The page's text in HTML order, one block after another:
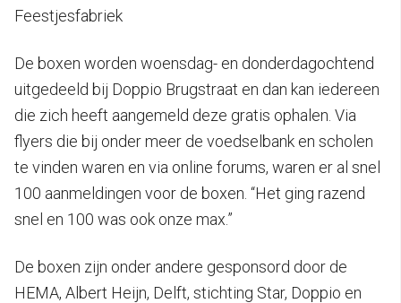
Feestjesfabriek
De boxen worden woensdag- en donderdagochtend
uitgedeeld bij Doppio Brugstraat en dan kan iedereen
die zich heeft aangemeld deze gratis ophalen. Via
flyers die bij onder meer de voedselbank en scholen
te vinden waren en via online forums, waren er al snel
100 aanmeldingen voor de boxen. “Het ging razend
snel en 100 was ook onze max.”
De boxen zijn onder andere gesponsord door de
HEMA, Albert Heijn, Delft, stichting Star, Doppio en